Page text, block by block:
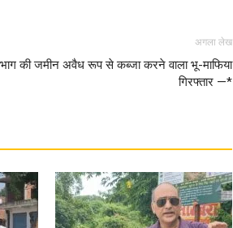
अगला लेख
की जमीन अवैध रूप से कब्जा करने वाला भू-माफिया
गिरफ्तार —*